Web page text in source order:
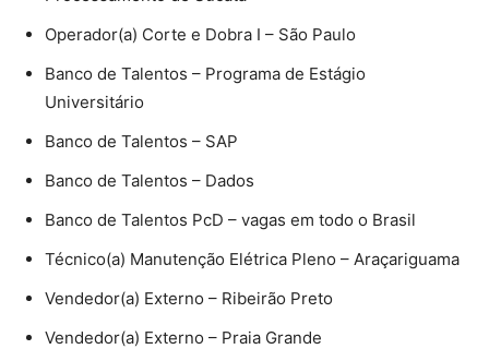
Operador(a) Corte e Dobra I – São Paulo
Banco de Talentos – Programa de Estágio
Universitário
Banco de Talentos – SAP
Banco de Talentos – Dados
Banco de Talentos PcD – vagas em todo o Brasil
Técnico(a) Manutenção Elétrica Pleno – Araçariguama
Vendedor(a) Externo – Ribeirão Preto
Vendedor(a) Externo – Praia Grande